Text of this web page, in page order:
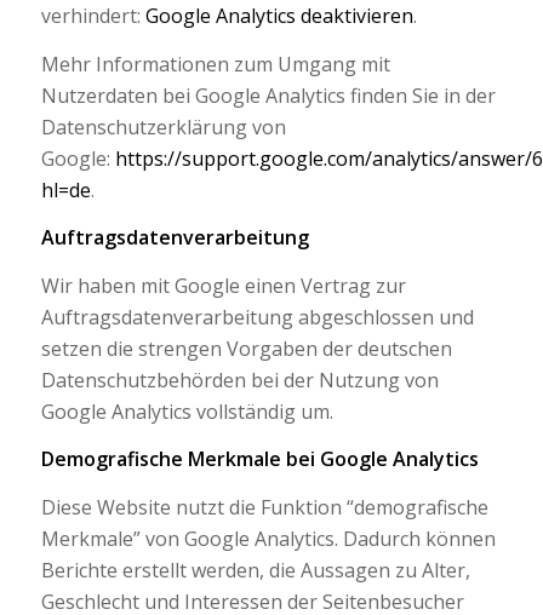
verhindert: Google Analytics deaktivieren.
Mehr Informationen zum Umgang mit
Nutzerdaten bei Google Analytics finden Sie in der
Datenschutzerklärung von
Google: https://support.google.com/analytics/answer/
hl=de.
Auftragsdatenverarbeitung
Wir haben mit Google einen Vertrag zur
Auftragsdatenverarbeitung abgeschlossen und
setzen die strengen Vorgaben der deutschen
Datenschutzbehörden bei der Nutzung von
Google Analytics vollständig um.
Demografische Merkmale bei Google Analytics
Diese Website nutzt die Funktion “demografische
Merkmale” von Google Analytics. Dadurch können
Berichte erstellt werden, die Aussagen zu Alter,
Geschlecht und Interessen der Seitenbesucher